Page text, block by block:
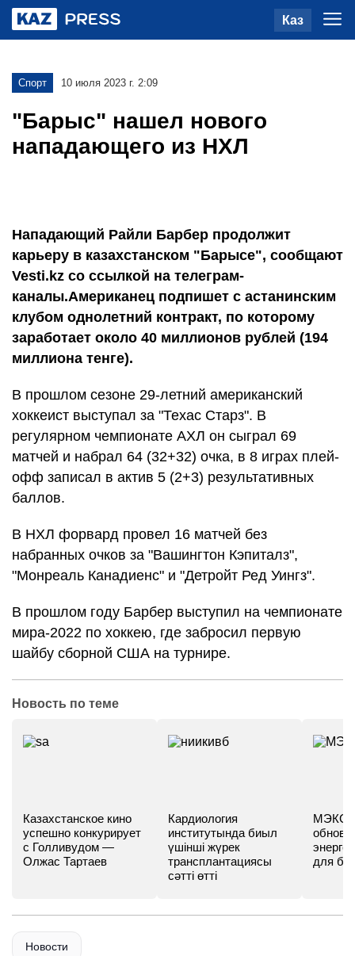
Каз
Спорт 10 июля 2023 г. 2:09
"Барыс" нашел нового
нападающего из НХЛ
Нападающий Райли Барбер продолжит
карьеру в казахстанском "Барысе", сообщают
Vesti.kz со ссылкой на телеграм-
каналы.Американец подпишет с астанинским
клубом однолетний контракт, по которому
заработает около 40 миллионов рублей (194
миллиона тенге).
В прошлом сезоне 29-летний американский
хоккеист выступал за "Техас Старз". В
регулярном чемпионате АХЛ он сыграл 69
матчей и набрал 64 (32+32) очка, в 8 играх плей-
офф записал в актив 5 (2+3) результативных
баллов.
В НХЛ форвард провел 16 матчей без
набранных очков за "Вашингтон Кэпиталз",
"Монреаль Канадиенс" и "Детройт Ред Уингз".
В прошлом году Барбер выступил на чемпионате
мира-2022 по хоккею, где забросил первую
шайбу сборной США на турнире.
Новость по теме
Казахстанское кино
успешно конкурирует
с Голливудом —
Олжас Тартаев
Кардиология
институтында биыл
үшінші жүрек
трансплантациясы
сәтті өтті
МЭКС -
для
Новости